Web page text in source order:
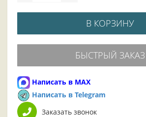
В КОРЗИНУ
БЫСТРЫЙ ЗАКАЗ
Написать в MAX
Написать в Telegram
Заказать звонок